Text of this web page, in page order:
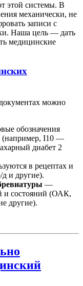
этой системы. В
механически, не
записи с
Наша цель — дать
медицинские
можно
обозначения
(например, I10 —
диабет 2
в рецептах и
д и другие).
—
и состояний (ОАК,
другие).